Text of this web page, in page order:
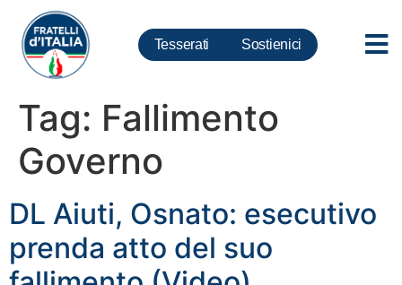
Tesserati Sostienici
Tag: Fallimento
Governo
DL Aiuti, Osnato: esecutivo
prenda atto del suo